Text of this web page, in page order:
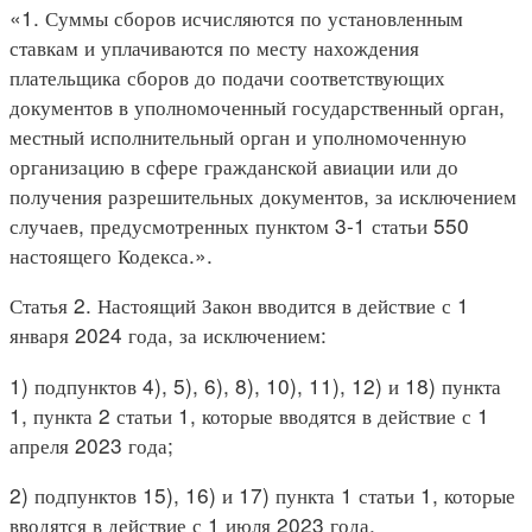
«1. Суммы сборов исчисляются по установленным
ставкам и уплачиваются по месту нахождения
плательщика сборов до подачи соответствующих
документов в уполномоченный государственный орган,
местный исполнительный орган и уполномоченную
организацию в сфере гражданской авиации или до
получения разрешительных документов, за исключением
случаев, предусмотренных пунктом 3-1 статьи 550
настоящего Кодекса.».
Статья 2. Настоящий Закон вводится в действие с 1
января 2024 года, за исключением:
1) подпунктов 4), 5), 6), 8), 10), 11), 12) и 18) пункта
1, пункта 2 статьи 1, которые вводятся в действие с 1
апреля 2023 года;
2) подпунктов 15), 16) и 17) пункта 1 статьи 1, которые
вводятся в действие с 1 июля 2023 года.